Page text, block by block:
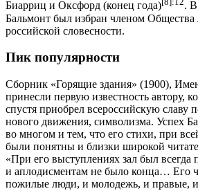
Биарриц и Оксфорд (конец года)
.
Бальмонт был избран членом Общества
российской словесности.
Пик популярности
Сборник «Горящие здания» (1900),
принесли первую известность автору,
спустя приобрел всероссийскую славу
нового движения, символизма. Успех
во многом и тем, что его стихи, при
были понятны и близки широкой
«При его выступлениях зал был всегда
и аплодисментам не было конца… Его
пожилые люди, и молодежь, и правые,